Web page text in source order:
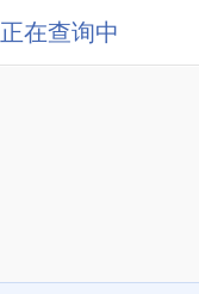
正在查询中